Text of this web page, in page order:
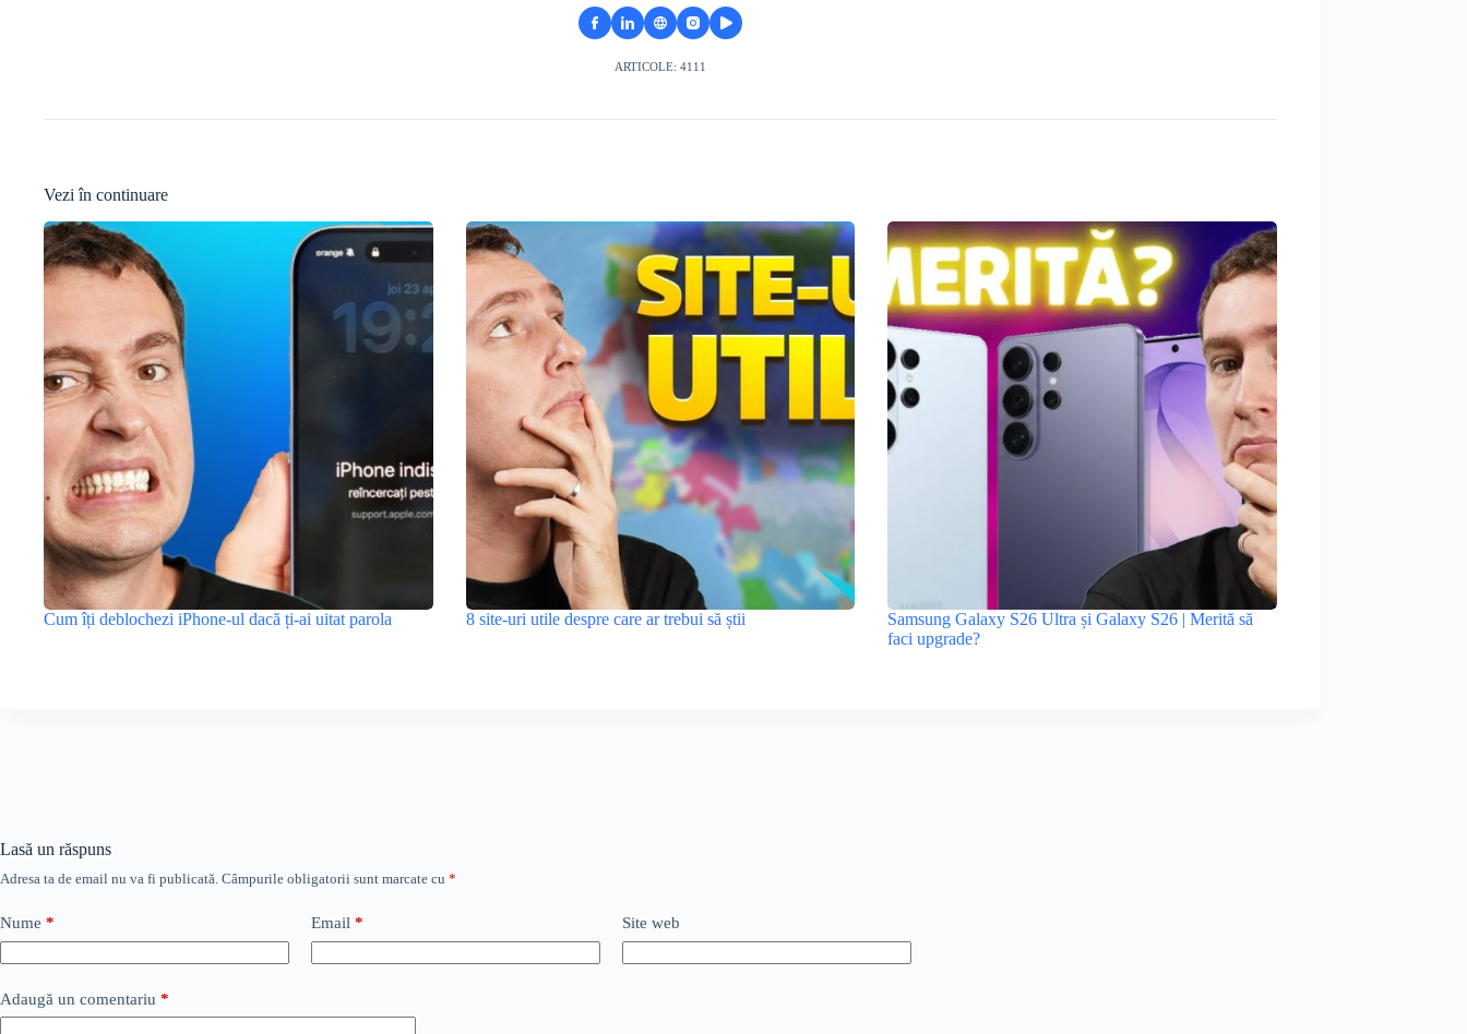
ARTICOLE: 4111
Vezi în continuare
Cum îți deblochezi iPhone-ul dacă ți-ai uitat parola 8 site-uri utile despre care ar trebui să știi
Samsung Galaxy S26 Ultra și Galaxy S26 | Merită să
faci upgrade?
Lasă un răspuns
Adresa ta de email nu va fi publicată. Câmpurile obligatorii sunt marcate cu *
Nume * Email * Site web
Adaugă un comentariu *